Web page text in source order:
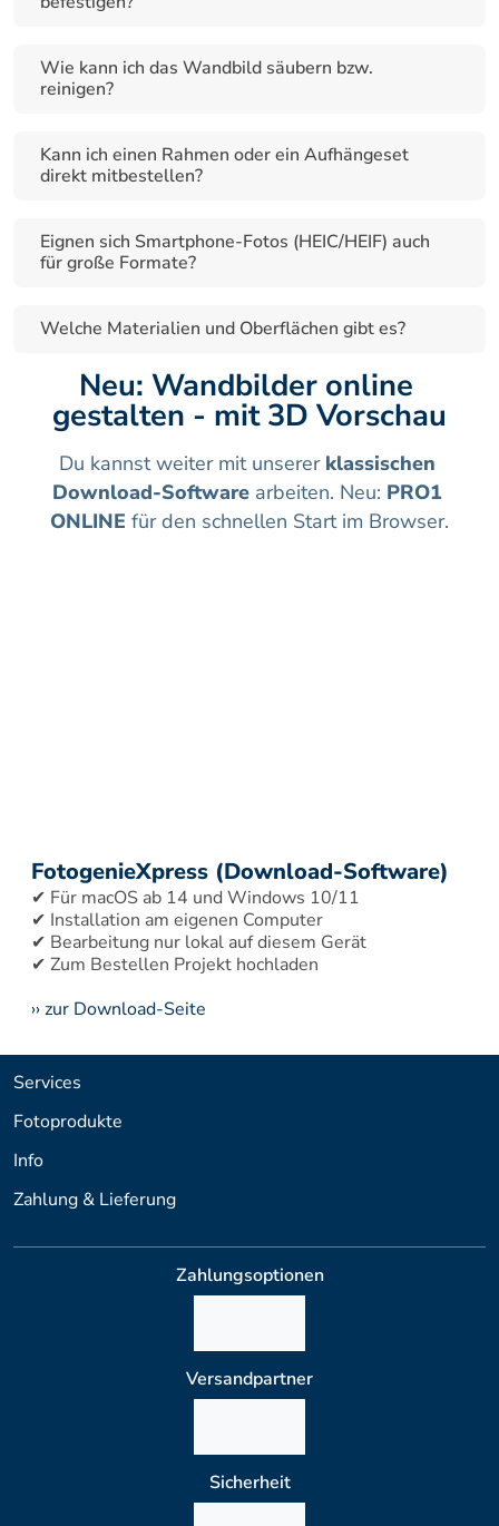
Wie kann ich das Wandbild säubern bzw.
reinigen?
Kann ich einen Rahmen oder ein Aufhängeset
direkt mitbestellen?
Eignen sich Smartphone-Fotos (HEIC/HEIF) auch
für große Formate?
Welche Materialien und Oberflächen gibt es?
Neu: Wandbilder online
gestalten - mit 3D Vorschau
Du kannst weiter mit unserer klassischen
Download-Software arbeiten. Neu: PRO1
ONLINE für den schnellen Start im Browser.
FotogenieXpress (Download-Software)
✔ Für macOS ab 14 und Windows 10/11
✔ Installation am eigenen Computer
✔ Bearbeitung nur lokal auf diesem Gerät
›› zur Download-Seite
Services
Fotoprodukte
Info
Zahlung & Lieferung
Zahlungsoptionen
Versandpartner
Sicherheit